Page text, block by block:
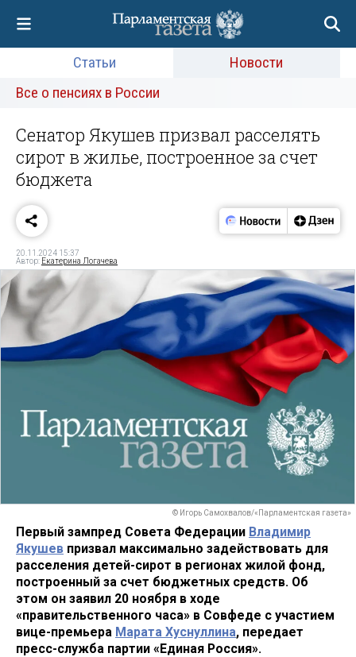
Статьи
Новости
Все о пенсиях в России
Сенатор Якушев призвал расселять
сирот в жилье, построенное за счет
бюджета
20.11.2024 15:37
Автор: Екатерина Логачева
© Игорь Самохвалов/«Парламентская газета»
Первый зампред Совета Федерации Владимир
Якушев призвал максимально задействовать для
расселения детей-сирот в регионах жилой фонд,
построенный за счет бюджетных средств. Об
этом он заявил 20 ноября в ходе
«правительственного часа» в Совфеде с участием
вице-премьера Марата Хуснуллина, передает
пресс-служба партии «Единая Россия».